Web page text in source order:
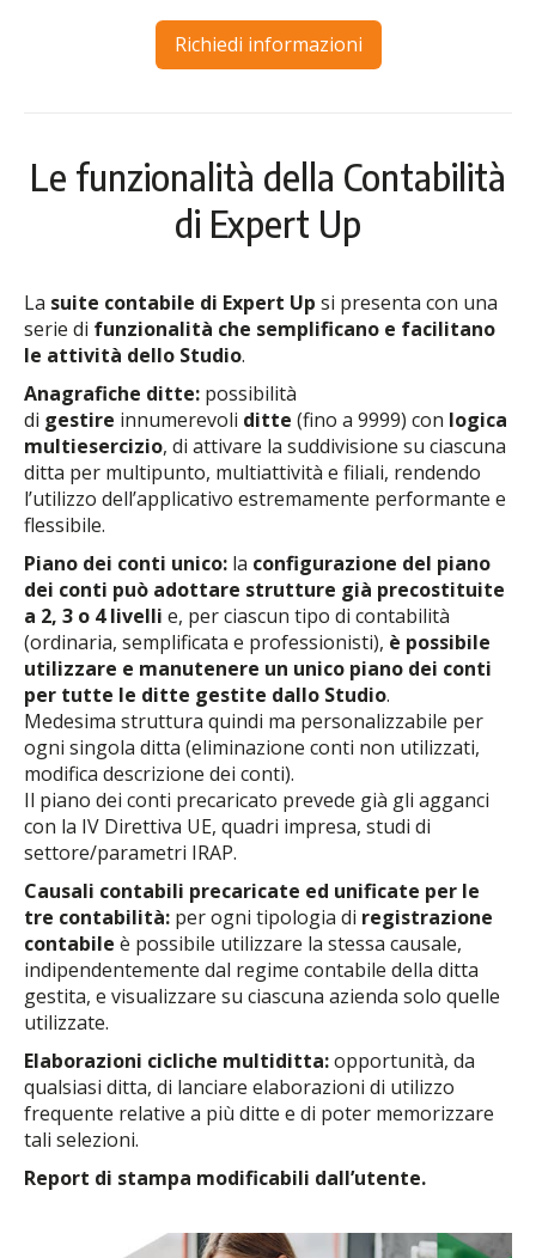
Richiedi informazioni
Le funzionalità della Contabilità
di Expert Up
La suite contabile di Expert Up si presenta con una
serie di funzionalità che semplificano e facilitano
le attività dello Studio.
Anagrafiche ditte: possibilità
di gestire innumerevoli ditte (fino a 9999) con logica
multiesercizio, di attivare la suddivisione su ciascuna
ditta per multipunto, multiattività e filiali, rendendo
l’utilizzo dell’applicativo estremamente performante e
flessibile.
Piano dei conti unico: la configurazione del piano
dei conti può adottare strutture già precostituite
a 2, 3 o 4 livelli e, per ciascun tipo di contabilità
(ordinaria, semplificata e professionisti), è possibile
utilizzare e manutenere un unico piano dei conti
per tutte le ditte gestite dallo Studio.
Medesima struttura quindi ma personalizzabile per
ogni singola ditta (eliminazione conti non utilizzati,
modifica descrizione dei conti).
Il piano dei conti precaricato prevede già gli agganci
con la IV Direttiva UE, quadri impresa, studi di
settore/parametri IRAP.
Causali contabili precaricate ed unificate per le
tre contabilità: per ogni tipologia di registrazione
contabile è possibile utilizzare la stessa causale,
indipendentemente dal regime contabile della ditta
gestita, e visualizzare su ciascuna azienda solo quelle
utilizzate.
Elaborazioni cicliche multiditta:opportunità, da
qualsiasi ditta, di lanciare elaborazioni di utilizzo
frequente relative a più ditte e di poter memorizzare
tali selezioni.
Report di stampa modificabili dall’utente.